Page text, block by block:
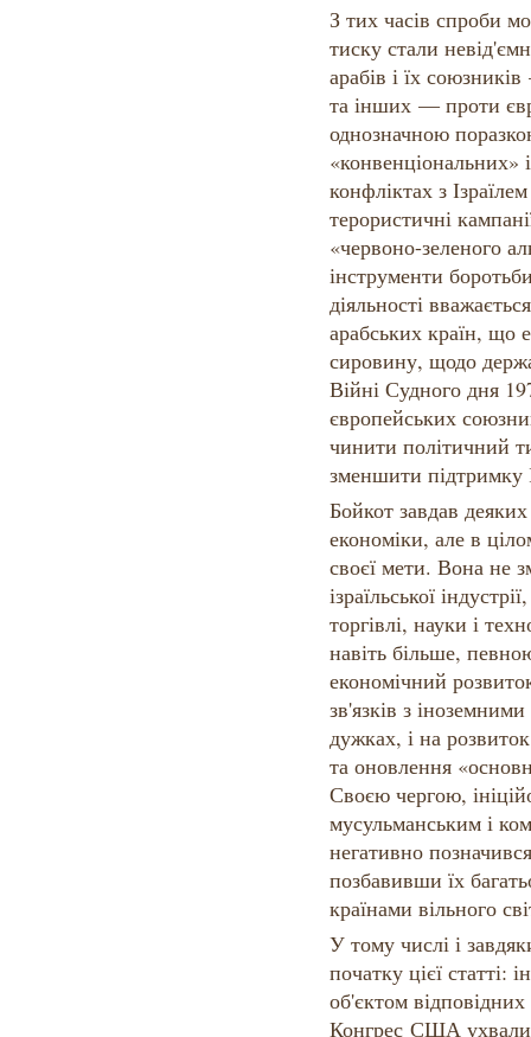
З тих часів спроби
тиску стали
арабів і їх
та інших — проти
однозначною
«конвенціональних»
конфліктах з
терористичні
«червоно-зеленого
інструменти
діяльності
арабських країн, що
сировину, щодо
Війні Судного дня
європейських
чинити політичний
зменшити підтримку
Бойкот завдав деяких
економіки, але в
своєї мети. Вона не
ізраїльської
торгівлі, науки і
навіть більше,
економічний
зв'язків з
дужках, і на
та оновлення
Своєю чергою,
мусульманським і
негативно
позбавивши їх
країнами вільного
У тому числі і
початку цієї статті:
об'єктом
Конгрес США